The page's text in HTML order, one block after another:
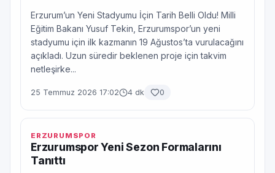
Erzurum’un Yeni Stadyumu İçin Tarih Belli Oldu! Milli
Eğitim Bakanı Yusuf Tekin, Erzurumspor’un yeni
stadyumu için ilk kazmanın 19 Ağustos’ta vurulacağını
açıkladı. Uzun süredir beklenen proje için takvim
netleşirke...
25 Temmuz 2026 17:02 4 dk 0
ERZURUMSPOR
Erzurumspor Yeni Sezon Formalarını
Tanıttı